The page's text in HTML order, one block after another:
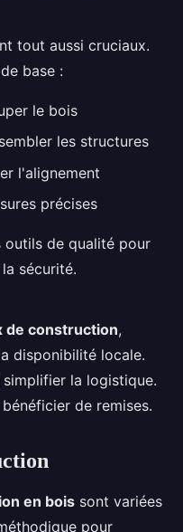
tout aussi cruciaux.
base :
le bois
les structures
l'alignement
précises
outils de qualité pour
sécurité.
de construction,
disponibilité locale.
la logistique.
de remises.
en bois sont variées
pour